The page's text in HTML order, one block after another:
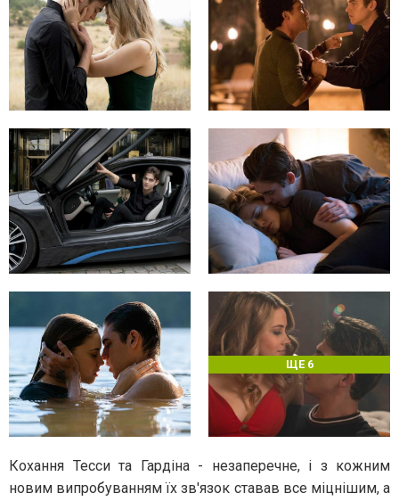
ЩЕ 6
Кохання Тесси та Гардіна - незаперечне, і з кожним
новим випробуванням їх зв'язок ставав все міцнішим, а